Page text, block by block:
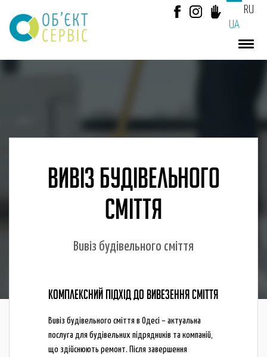
UA
RU
ВИВІЗ БУДІВЕЛЬНОГО
СМІТТЯ
Вивіз будівельного сміття
КОМПЛЕКСНИЙ ПІДХІД ДО ВИВЕЗЕННЯ СМІТТЯ
Вивіз будівельного сміття в Одесі – актуальна
послуга для будівельних підрядників та компаній,
що здійснюють ремонт. Після завершення